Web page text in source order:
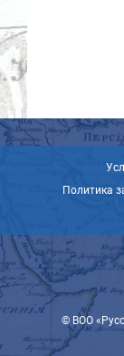
Политика
© ВОО